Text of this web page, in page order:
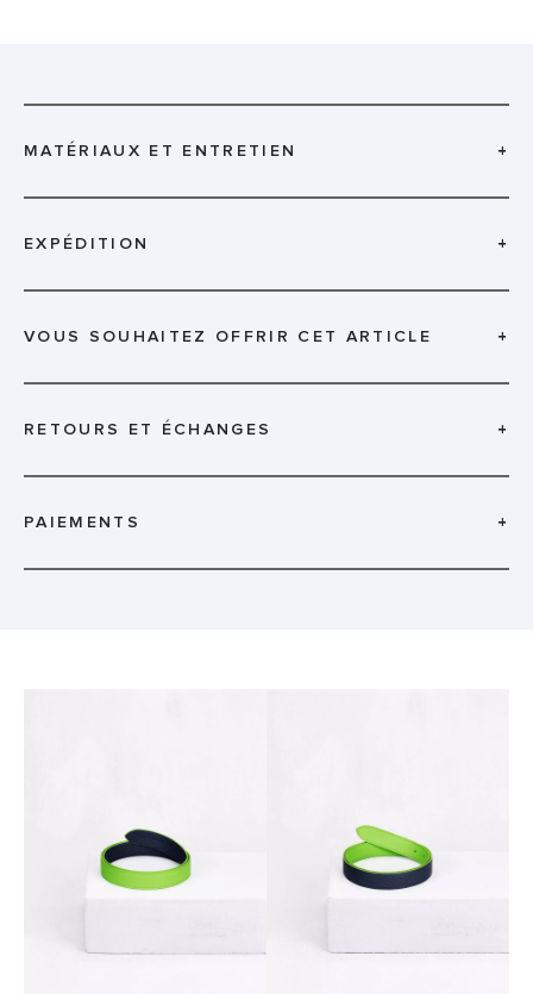
MATÉRIAUX ET ENTRETIEN +
EXPÉDITION +
VOUS SOUHAITEZ OFFRIR CET ARTICLE +
RETOURS ET ÉCHANGES +
PAIEMENTS +